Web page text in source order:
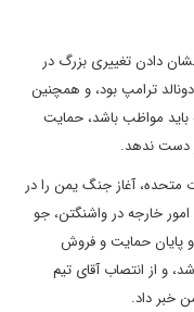
دادن تغییری بزرگ در
ترامپ بود، و همچنین
باید مواظب باشد، حمایت
دست ندهد.
متحده، آغاز جنگ یمن را در
خارجه در واشنگتن، جو
و پایان حمایت و فروش
و از انتصاب آقای تیم
خبر داد.